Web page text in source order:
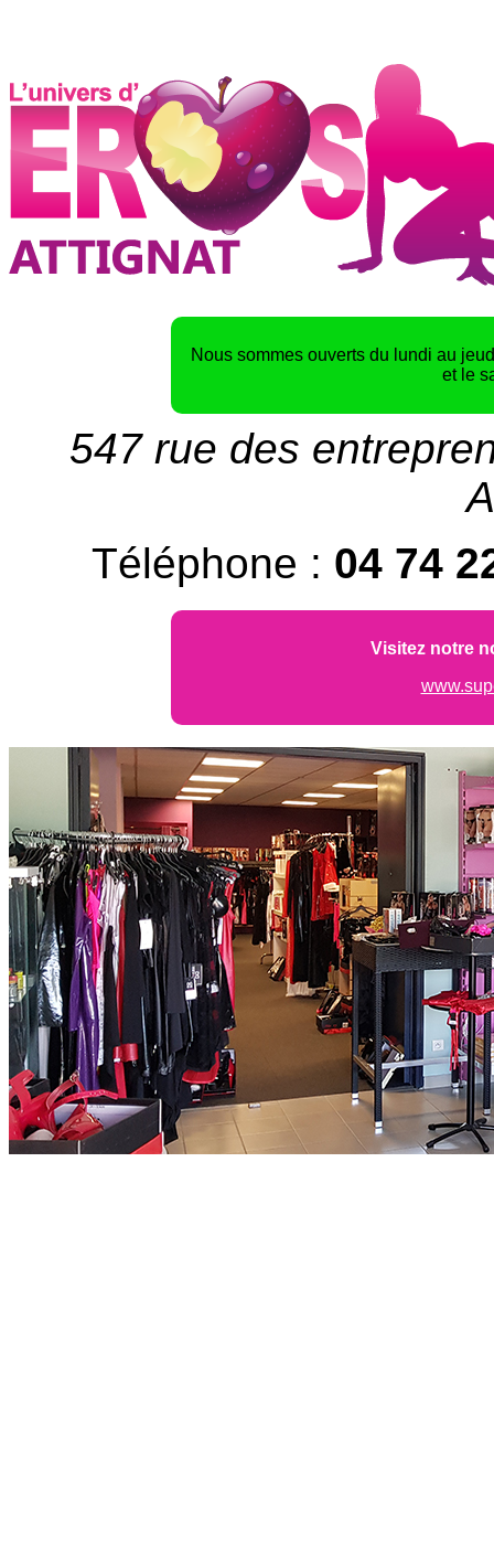
Nous sommes ouverts du lundi au
et le
547 rue des
Téléphone : 04 74
Visitez notre